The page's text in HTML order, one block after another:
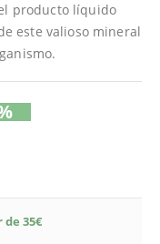
producto líquido
este valioso mineral
35€